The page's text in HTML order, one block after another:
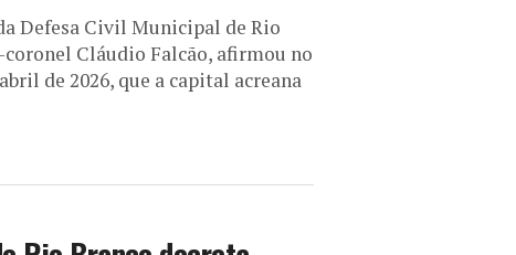
Defesa Civil Municipal de Rio
Cláudio Falcão, afirmou no
de 2026, que a capital acreana